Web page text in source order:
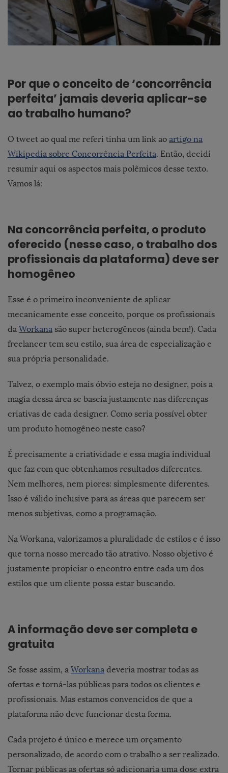
Por que o conceito de ‘concorrência
perfeita’ jamais deveria aplicar-se
ao trabalho humano?
O tweet ao qual me referi tinha um link ao artigo na
Wikipedia sobre Concorrência Perfeita. Então, decidi
resumir aqui os aspectos mais polêmicos desse texto.
Vamos lá:
Na concorrência perfeita, o produto
oferecido (nesse caso, o trabalho dos
profissionais da plataforma) deve ser
homogêneo
Esse é o primeiro inconveniente de aplicar
mecanicamente esse conceito, porque os profissionais
da Workana são super heterogêneos (ainda bem!). Cada
freelancer tem seu estilo, sua área de especialização e
sua própria personalidade.
Talvez, o exemplo mais óbvio esteja no designer, pois a
magia dessa área se baseia justamente nas diferenças
criativas de cada designer. Como seria possível obter
um produto homogêneo neste caso?
É precisamente a criatividade e essa magia individual
que faz com que obtenhamos resultados diferentes.
Nem melhores, nem piores: simplesmente diferentes.
Isso é válido inclusive para as áreas que parecem ser
menos subjetivas, como a programação.
Na Workana, valorizamos a pluralidade de estilos e é isso
que torna nosso mercado tão atrativo. Nosso objetivo é
justamente propiciar o encontro entre cada um dos
estilos que um cliente possa estar buscando.
A informação deve ser completa e
gratuita
Se fosse assim, a Workana deveria mostrar todas as
ofertas e torná-las públicas para todos os clientes e
profissionais. Mas estamos convencidos de que a
plataforma não deve funcionar desta forma.
Cada projeto é único e merece um orçamento
personalizado, de acordo com o trabalho a ser realizado.
Tornar públicas as ofertas só adicionaria uma dose extra